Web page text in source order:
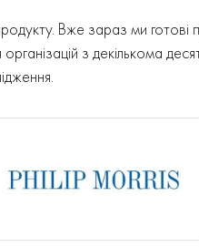
Вже зараз ми готові
з декількома